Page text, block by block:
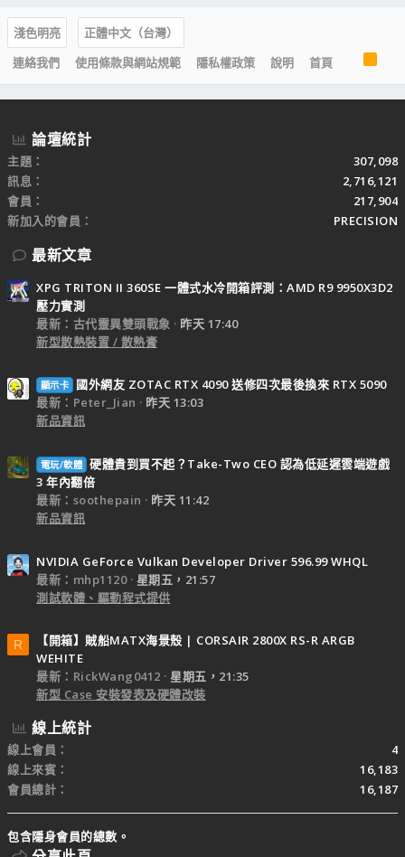
淺色明亮
正體中文（台灣）
連絡我們
使用條款與網站規範 隱私權政策 說明 首頁
S
論壇統計
主題
307,098
訊息
2,716,121
會員
217,904
新加入的會員
PRECISION
最新文章
XPG TRITON II 360SE 一體式水冷開箱評測：AMD R9 9950X3D2
壓力實測
最新：古代靈異雙頭戰象
昨天 17:40
新型散熱裝置 / 散熱膏
顯示卡
國外網友 ZOTAC RTX 4090 送修四次最後換來 RTX 5090
最新：Peter_Jian
昨天 13:03
新品資訊
電玩/軟體 硬體貴到買不起？Take-Two CEO 認為低延遲雲端遊戲
3 年內翻倍
最新：soothepain
昨天 11:42
新品資訊
NVIDIA GeForce Vulkan Developer Driver 596.99 WHQL
最新：mhp1120
星期五，21:57
測試軟體、驅動程式提供
R
【開箱】賊船MATX海景殼 | CORSAIR 2800X RS-R ARGB
WEHITE
最新：RickWang0412
星期五，21:35
新型 Case 安裝發表及硬體改裝
線上統計
線上會員
4
線上來賓
16,183
會員總計
16,187
包含隱身會員的總數。